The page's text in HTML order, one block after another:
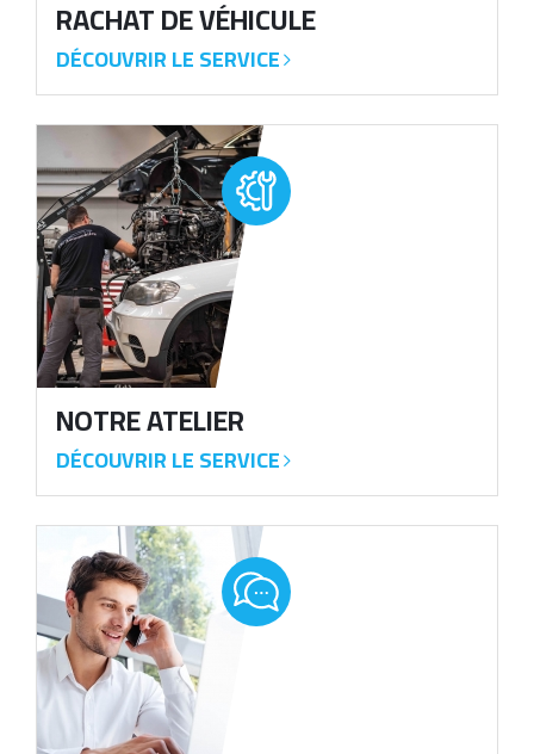
RACHAT DEVÉHICULE
DÉCOUVRIR LE SERVICE
image
NOTREATELIER
DÉCOUVRIR LE SERVICE